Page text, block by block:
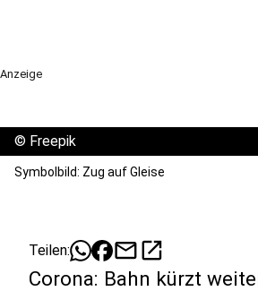
Anzeige
© Freepik
Symbolbild: Zug auf Gleise
Teilen: mailopen_in_new
Corona: Bahn kürzt